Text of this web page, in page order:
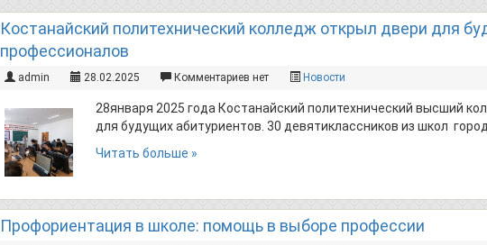
Костанайский политехнический колледж открыл двери для
профессионалов
admin 28.02.2025 Комментариев нет Новости
28января 2025 года Костанайский политехнический высший
для будущих абитуриентов. 30 девятиклассников из школ
Читать больше »
Профориентация в школе: помощь в выборе профессии